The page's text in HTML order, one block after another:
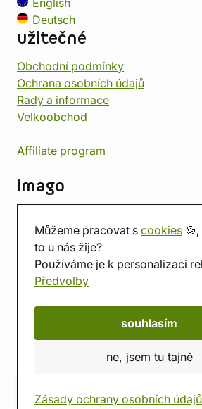
Můžeme pracovat s cookies
to u nás žije?
Používáme je k personalizaci
Předvolby
souhlasím
ne, jsem tu tajně
Zásady ochrany osobních údajů
English
Deutsch
užitečné
Obchodní podmínky
Ochrana osobních údajů
Rady a informace
Velkoobchod
Affiliate program
imago
Prodejna
Herna
O nás
Hodnocení obchodu